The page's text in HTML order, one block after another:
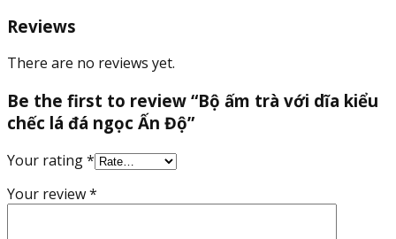
Reviews
There are no reviews yet.
Be the first to review “Bộ ấm trà với dĩa kiểu
chếc lá đá ngọc Ấn Độ”
Your rating*
Your review*